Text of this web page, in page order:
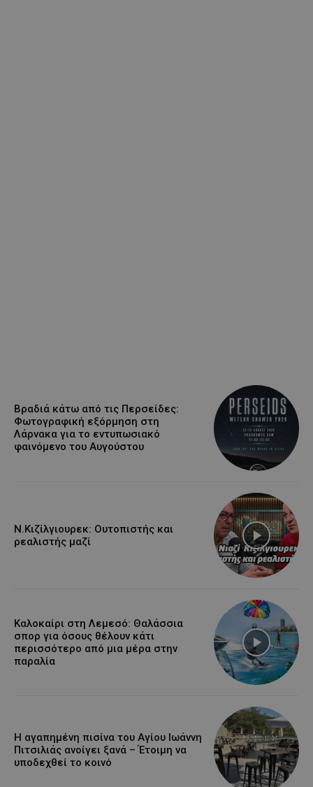
Βραδιά κάτω από τις Περσείδες:
Φωτογραφική εξόρμηση στη
Λάρνακα για το εντυπωσιακό
φαινόμενο του Αυγούστου
Ν.Κιζίλγιουρεκ: Ουτοπιστής και
ρεαλιστής μαζί
Καλοκαίρι στη Λεμεσό: Θαλάσσια
σπορ για όσους θέλουν κάτι
περισσότερο από μια μέρα στην
παραλία
Η αγαπημένη πισίνα του Αγίου Ιωάννη
Πιτσιλιάς ανοίγει ξανά – Έτοιμη να
υποδεχθεί το κοινό